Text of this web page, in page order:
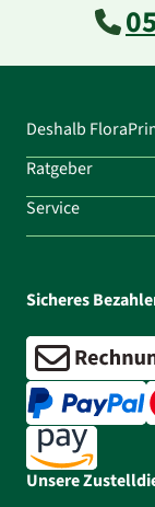
Deshalb
Ratgeber
Service
Sicheres
Unsere